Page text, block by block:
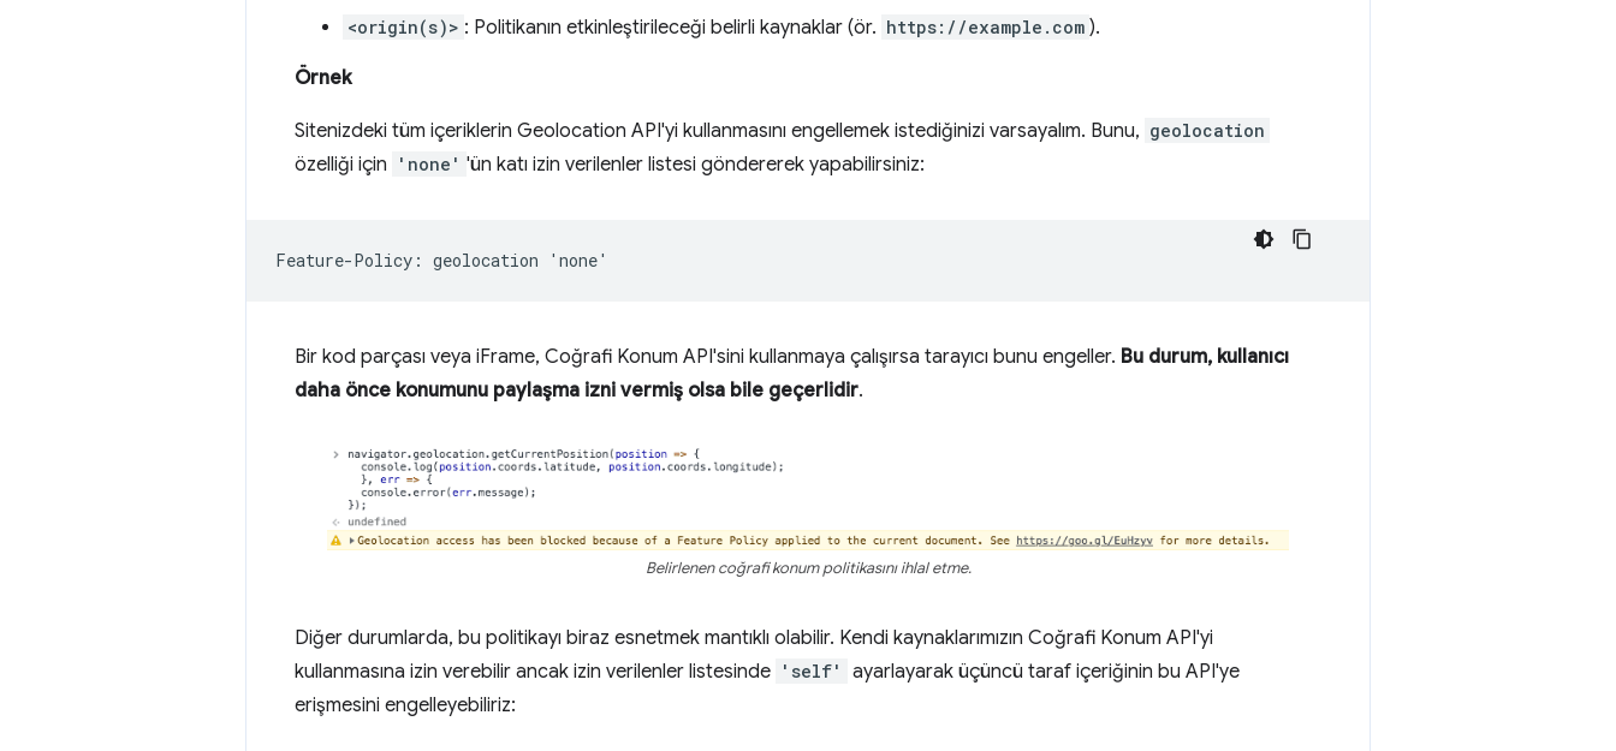
<origin(s)> : Politikanın etkinleştirileceği belirli kaynaklar (ör. https://example.com ).
Örnek
Sitenizdeki tüm içeriklerin Geolocation API'yi kullanmasını engellemek istediğinizi varsayalım. Bunu, geolocation
özelliği için 'none' 'ün katı izin verilenler listesi göndererek yapabilirsiniz:
Bir kod parçası veya iFrame, Coğrafi Konum API'sini kullanmaya çalışırsa tarayıcı bunu engeller. Bu durum, kullanıcı
daha önce konumunu paylaşma izni vermiş olsa bile geçerlidir.
Belirlenen coğrafi konum politikasını ihlal etme.
Diğer durumlarda, bu politikayı biraz esnetmek mantıklı olabilir. Kendi kaynaklarımızın Coğrafi Konum API'yi
kullanmasına izin verebilir ancak izin verilenler listesinde 'self'
ayarlayarak üçüncü taraf içeriğinin bu API'ye
erişmesini engelleyebiliriz: